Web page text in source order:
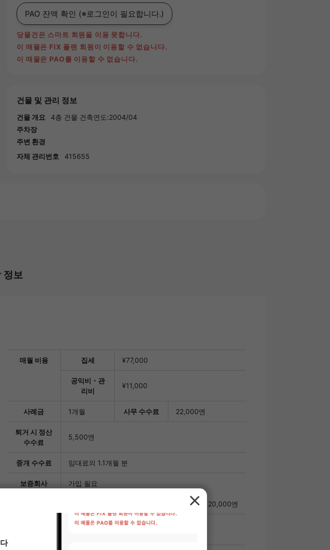
PAO 잔액 확인 (※로그인이 필요합니다.)
당물건은 스마트 회원을 이용 못합니다.
이 매물은 FIX 플랜 회원이 이용할 수 없습니다.
이 매물은 PAO를 이용할 수 없습니다.
건물 및 관리 정보
건물 개요
4층 건물 건축연도:2004/04
주차장
주변 환경
자체 관리번호
415655
정보
매월 비용 집세 ¥77,000
공익비・관
리비
¥11,000
사례금 1개월 사무 수수료 22,000엔
퇴거 시 정산
수수료
5,500엔
중개 수수료 임대료의 1.1개월 분
보증회사 가입 필요
초기 보증금: 총 임대료의 100% 갱신 시: 매년 20,000엔